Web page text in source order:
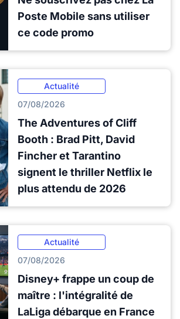
Poste Mobile sans utiliser
ce code promo
Actualité
07/08/2026
The Adventures of Cliff
Booth : Brad Pitt, David
Fincher et Tarantino
signent le thriller Netflix le
plus attendu de 2026
Actualité
07/08/2026
Disney+ frappe un coup de
maître : l'intégralité de
LaLiga débarque en France